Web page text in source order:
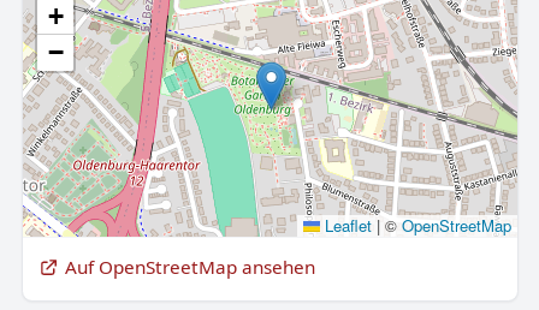
+
−
Leaflet |© OpenStreetMap
Auf OpenStreetMap ansehen